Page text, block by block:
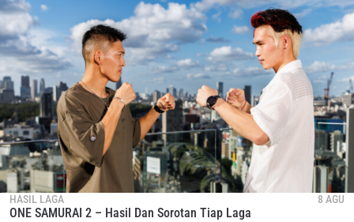
HASIL LAGA 8 AGU
ONE SAMURAI 2 – Hasil Dan Sorotan Tiap Laga